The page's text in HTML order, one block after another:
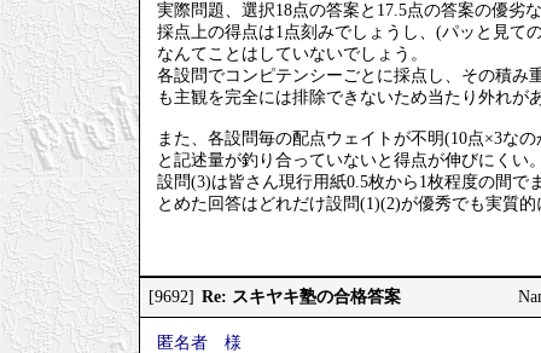
実際問題、選択18点の答案と17.5点の答案の優劣
採点上の得点は1点刻みでしょうし、(パッと見て
なんてことはしていないでしょう。
各設問でコンピテンシーごとに採点し、その積み
も主観を完全には排除できないため当たり外れが
また、各設問毎の配点ウェイトが不明(10点×3な
と記述量が釣り合っていないと得点が伸びにくい
設問(3)は皆さん現行用紙0.5枚から1枚程度の間で
とめた回答はどれだけ設問(1)(2)が優秀でも実質
[9692] Re: スキヤキ塾の合格答案
匿名者 様